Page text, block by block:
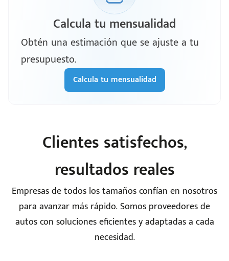
Calcula tu mensualidad
Obtén una estimación que se ajuste a tu
presupuesto.
Calcula tu mensualidad
Clientes satisfechos,
resultados reales
Empresas de todos los tamaños confían en nosotros
para avanzar más rápido. Somos proveedores de
autos con soluciones eficientes y adaptadas a cada
necesidad.